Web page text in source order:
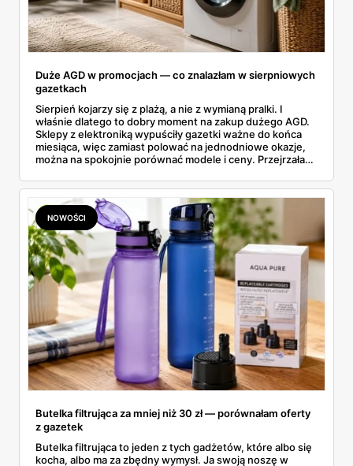
Duże AGD w promocjach — co znalazłam w sierpniowych
gazetkach
Sierpień kojarzy się z plażą, a nie z wymianą pralki. I
właśnie dlatego to dobry moment na zakup dużego AGD.
Sklepy z elektroniką wypuściły gazetki ważne do końca
miesiąca, więc zamiast polować na jednodniowe okazje,
można na spokojnie porównać modele i ceny. Przejrzałam
znalazłam, z cenami i terminami.
NOWOŚCI
Butelka filtrująca za mniej niż 30 zł — porównałam oferty
z gazetek
Butelka filtrująca to jeden z tych gadżetów, które albo się
kocha, albo ma za zbędny wymysł. Ja swoją noszę w